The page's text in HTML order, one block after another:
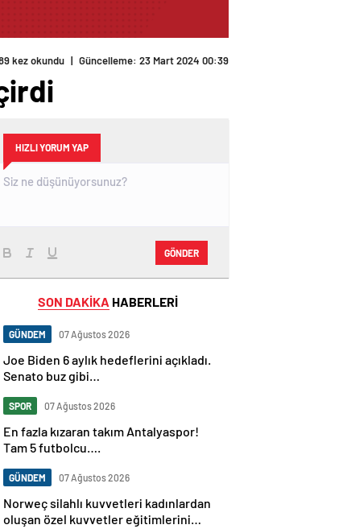
kez okundu | Güncelleme: 23 Mart 2024 00:39
HIZLI YORUM YAP
GÖNDER
SON DAKİKA HABERLERİ
GÜNDEM 07 Ağustos 2026
Joe Biden 6 aylık hedeflerini açıkladı.
Senato buz gibi…
SPOR 07 Ağustos 2026
En fazla kızaran takım Antalyaspor!
Tam 5 futbolcu….
GÜNDEM 07 Ağustos 2026
Norweç silahlı kuvvetleri kadınlardan
oluşan özel kuvvetler eğitimlerini